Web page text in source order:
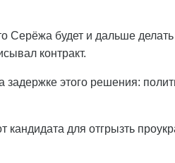
Серёжа будет и дальше делать
контракт.
этого решения:
кандидата для отгрызть